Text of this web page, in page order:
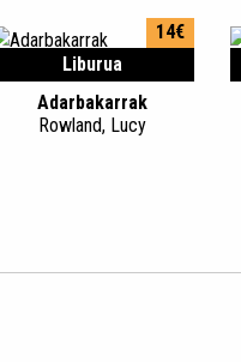
Liburua
14€
Adarbakarrak
Rowland, Lucy